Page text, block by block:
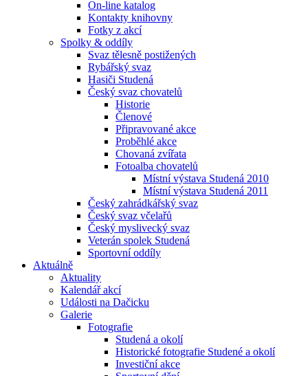
On-line katalog
Kontakty knihovny
Fotky z akcí
Spolky & oddíly
Svaz tělesně postižených
Rybářský svaz
Hasiči Studená
Český svaz chovatelů
Historie
Členové
Připravované akce
Proběhlé akce
Chovaná zvířata
Fotoalba chovatelů
Místní výstava Studená 2010
Místní výstava Studená 2011
Český zahrádkářský svaz
Český svaz včelařů
Český myslivecký svaz
Veterán spolek Studená
Sportovní oddíly
Aktuálně
Aktuality
Kalendář akcí
Události na Dačicku
Galerie
Fotografie
Studená a okolí
Historické fotografie Studené a okolí
Investiční akce